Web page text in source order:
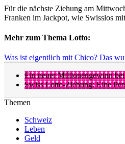
Für die nächste Ziehung am
Franken im Jackpot, wie Swisslos
Mehr zum Thema Lotto:
Was ist eigentlich mit Chico? Das
Ein neuer Millionengewinn
Swiss Lotto-Ziehung: Eine
Themen
Schweiz
Leben
Geld